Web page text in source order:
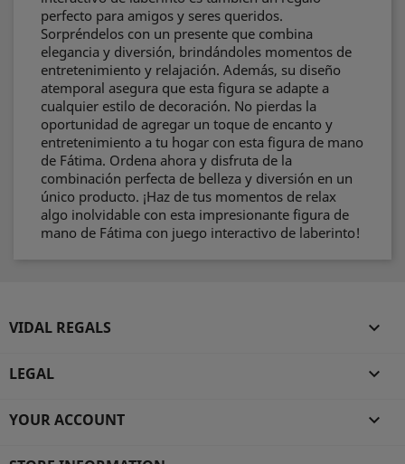
perfecto para amigos y seres queridos.
Sorpréndelos con un presente que combina
elegancia y diversión, brindándoles momentos de
entretenimiento y relajación. Además, su diseño
atemporal asegura que esta figura se adapte a
cualquier estilo de decoración. No pierdas la
oportunidad de agregar un toque de encanto y
entretenimiento a tu hogar con esta figura de mano
de Fátima. Ordena ahora y disfruta de la
combinación perfecta de belleza y diversión en un
único producto. ¡Haz de tus momentos de relax
algo inolvidable con esta impresionante figura de
mano de Fátima con juego interactivo de laberinto!
VIDAL REGALS 
LEGAL 
YOUR ACCOUNT 